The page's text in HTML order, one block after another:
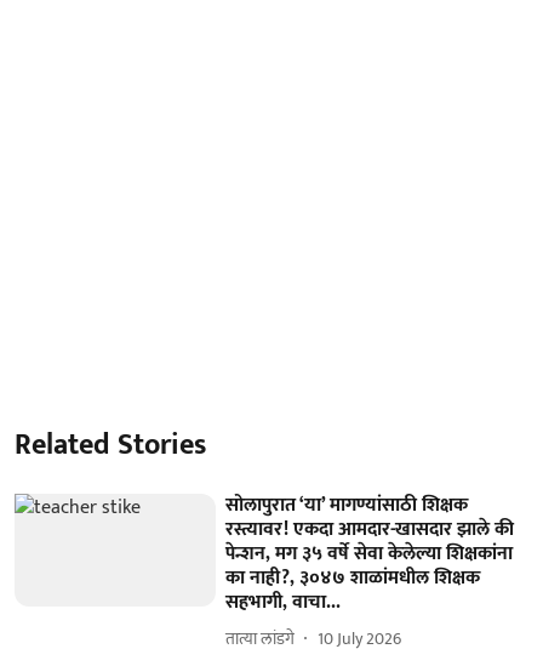
Related Stories
सोलापुरात ‘या’ मागण्यांसाठी शिक्षक
रस्त्यावर! एकदा आमदार-खासदार झाले की
पेन्शन, मग ३५ वर्षे सेवा केलेल्या शिक्षकांना
का नाही?, ३०४७ शाळांमधील शिक्षक
सहभागी, वाचा...
तात्या लांडगे 10 July 2026